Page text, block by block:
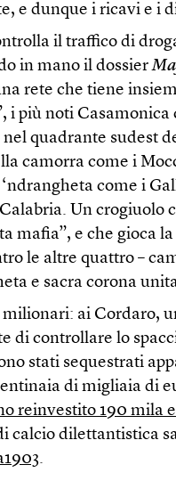
e dunque i ricavi e i
il traffico di
in mano il dossier
rete che tiene
i più noti Casamonica
quadrante sudest
camorra come i
come i
Un crogiuolo
mafia”, e che gioca la
le altre quattro –
e sacra corona
milionari: ai Cordaro,
di controllare lo
stati sequestrati
di migliaia di
reinvestito 190 mila
calcio dilettantistica
.